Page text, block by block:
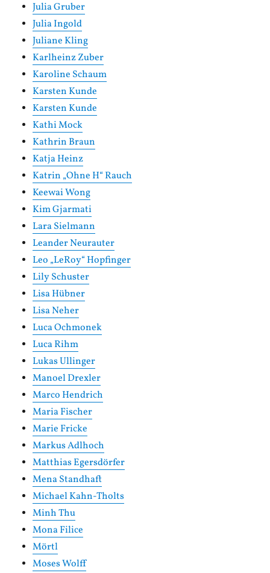
Julia Gruber
Julia Ingold
Juliane Kling
Karlheinz Zuber
Karoline Schaum
Karsten Kunde
Karsten Kunde
Kathi Mock
Kathrin Braun
Katja Heinz
Katrin „Ohne H“ Rauch
Keewai Wong
Kim Gjarmati
Lara Sielmann
Leander Neurauter
Leo „LeRoy“ Hopfinger
Lily Schuster
Lisa Hübner
Lisa Neher
Luca Ochmonek
Luca Rihm
Lukas Ullinger
Manoel Drexler
Marco Hendrich
Maria Fischer
Marie Fricke
Markus Adlhoch
Matthias Egersdörfer
Mena Standhaft
Michael Kahn-Tholts
Minh Thu
Mona Filice
Mörtl
Moses Wolff